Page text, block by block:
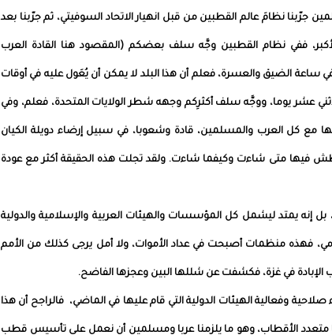
جرّبنا نظامَ عالم القطبين من قبل انهيار الاتحاد السوفيتي، ثم جرّبنا بعد
ففي نظام القطبين وجَّه سلف بعضكم (المقصود هنا القادة العرب
ساعة الضيق والعسرة، فعلم أن هذا البلد لا يمكن أن يُعَول عليه في أوقات
عشر يوما، ووجَّه سلف أكثرِكم وجهه شطر الولايات المتحدة، فعلم، وفي
مع كل العرب والمسلمين، قادة وشعوبا، في سبيل إرضاء دويلة الكيان
فيها متى شاءت وكيفما شاءت. ولقد تجلت هذه الحقيقة أكثر مع عودة
بل إنه يمتد ليشمل كل المؤسسات والهيئات العربية والإسلامية والدولية
فهذه منظمات أصبحت في عداد الأموات، ولا أمل يرجى كذلك من الأمم
الإبادة في غزة، فكشفت عن شللها البين وعجزها الفاضح.
وفعالية الهيئات الدولية التي قام عليها في الماضي، فالراجح أن هذا
متعدد الأقطاب، وهو ما يلزمنا عربا ومسلمين أن نعمل على تأسيس قطب